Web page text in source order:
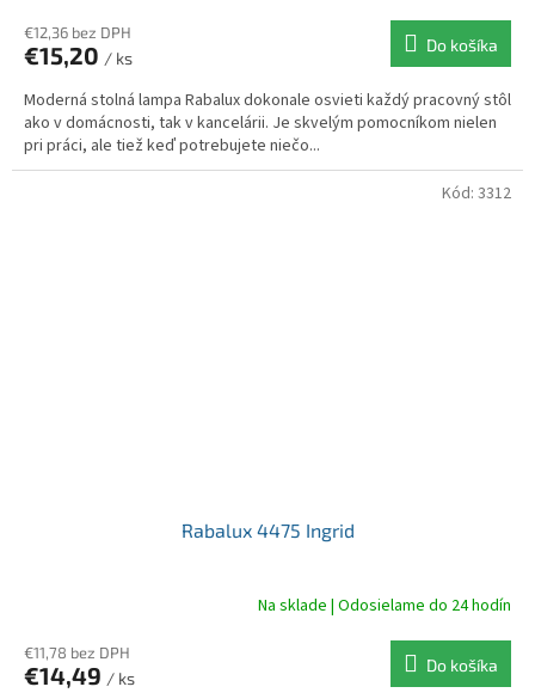
€12,36 bez DPH
€15,20 / ks
Do košíka
Moderná stolná lampa Rabalux dokonale osvieti každý pracovný stôl
ako v domácnosti, tak v kancelárii. Je skvelým pomocníkom nielen
pri práci, ale tiež keď potrebujete niečo...
Rabalux 4475 Ingrid
Na sklade | Odosielame do 24 hodín
€11,78 bez DPH
€14,49 / ks
Do košíka
Kód: 3312